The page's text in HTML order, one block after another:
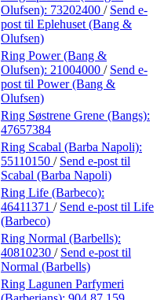
Olufsen): 73202400 / Send e-
post til Eplehuset (Bang &
Olufsen)
Ring Power (Bang &
Olufsen): 21004000 / Send e-
post til Power (Bang &
Olufsen)
Ring Søstrene Grene (Bangs):
47657384
Ring Scabal (Barba Napoli):
55110150 / Send e-post til
Scabal (Barba Napoli)
Ring Life (Barbeco):
46411371 / Send e-post til Life
(Barbeco)
Ring Normal (Barbells):
40810230 / Send e-post til
Normal (Barbells)
Ring Lagunen Parfymeri